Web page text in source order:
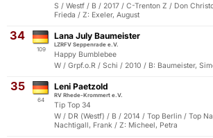
S / Westf / B / 2017 / C-Trenton Z / Don
Frieda / Z: Exeler, August
34
109
Lana July Baumeister
LZRFV Seppenrade e.V.
Happy Bumblebee
W / Grpf.o.R / Schi / 2010 / B: Baumeister,
35
64
Leni Paetzold
RV Rhede-Krommert e.V.
Tip Top 34
W / DR (Westf) / B / 2014 / Top Berlin / Top
Nachtigall, Frank / Z: Micheel, Petra